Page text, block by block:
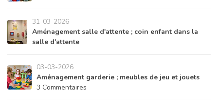
31-03-2026
Aménagement salle d'attente ; coin enfant dans la
salle d'attente
03-03-2026
Aménagement garderie ; meubles de jeu et jouets
3 Commentaires